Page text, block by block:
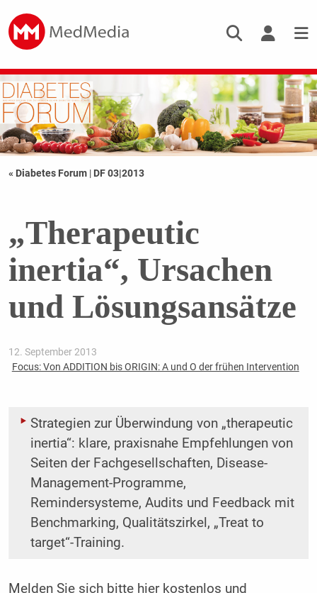
« Diabetes Forum | DF 03|2013
„Therapeutic
inertia“, Ursachen
und Lösungsansätze
12. September 2013
Focus: Von ADDITION bis ORIGIN: A und O der frühen Intervention
Strategien zur Überwindung von „therapeutic
inertia“: klare, praxisnahe Empfehlungen von
Seiten der Fachgesellschaften, Disease-
Management-Programme,
Remindersysteme, Audits und Feedback mit
Benchmarking, Qualitätszirkel, „Treat to
target“-Training.
Melden Sie sich bitte hierkostenlos und